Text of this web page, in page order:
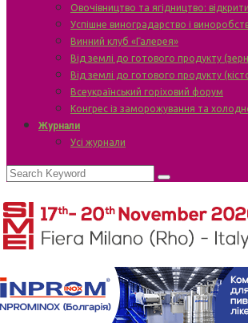
Овочівництво та ягідництво:
Успішне виноградарство і
Винний клуб «Галерея»
Від землі до готового продукту
Від землі до готового продукту
Всеукраїнський горіховий форум
Конгрес із заморожування та
Журнали
Усі журнали